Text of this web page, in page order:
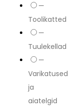
—
Toolikatted
—
Tuulekellad
—
Varikatused
ja
aiatelgid